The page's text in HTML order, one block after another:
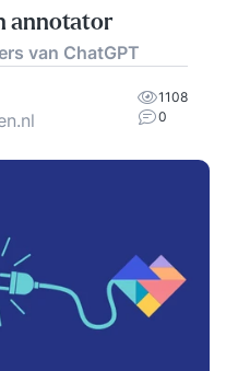
annotator
van ChatGPT
1108
0